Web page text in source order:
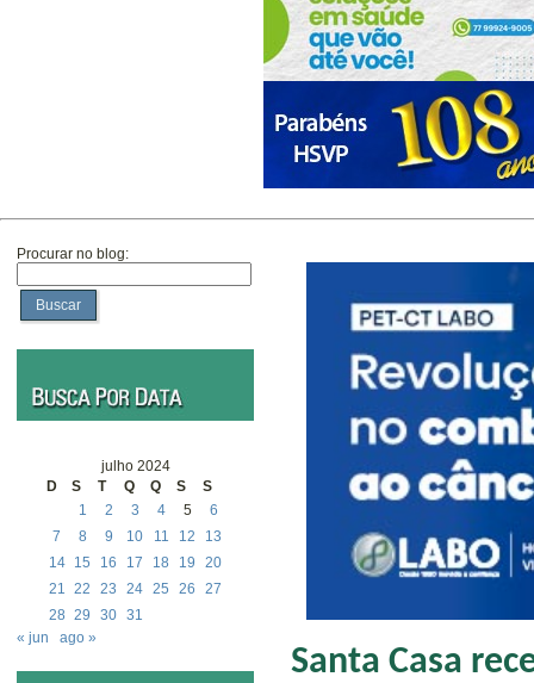
Procurar no blog:
Buscar
julho 2024
D
S T Q Q S
S
1
2 3 4 5
6
7
8 9 10 11 12
13
14
15 16 17 18 19
20
21 22 23 24 25 26
27
28 29 30 31
« jun
ago »
Santa Casa